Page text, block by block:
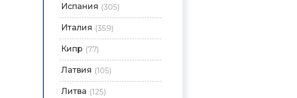
Испания (305)
Италия (359)
Кипр (77)
Латвия (105)
Литва (125)